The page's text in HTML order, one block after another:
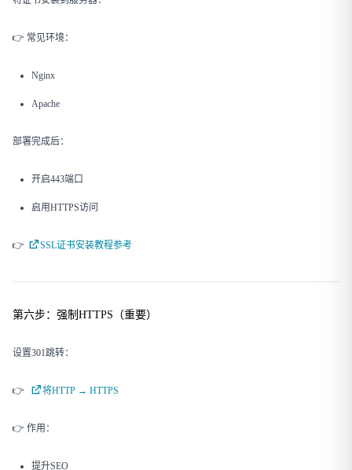
👉 常见环境：
Nginx
Apache
部署完成后：
开启443端口
启用HTTPS访问
👉 SSL证书安装教程参考
第六步：强制HTTPS（重要）
设置301跳转：
👉 将HTTP → HTTPS
👉 作用：
提升SEO